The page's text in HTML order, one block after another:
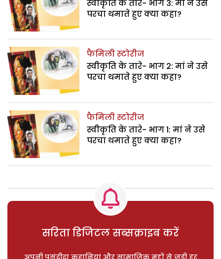
स्वीकृति के तारे- भाग 3: मां ने उसे
परचा थमाते हुए क्या कहा?
फैमिली स्टोरीज
स्वीकृति के तारे- भाग 2: मां ने उसे
परचा थमाते हुए क्या कहा?
फैमिली स्टोरीज
स्वीकृति के तारे- भाग 1: मां ने उसे
परचा थमाते हुए क्या कहा?
सरिता डिजिटल सब्सक्राइब करें